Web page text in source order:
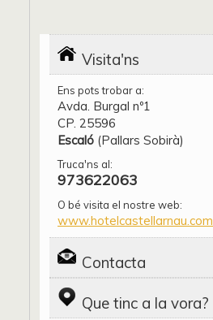
Visita'ns
Ens pots trobar a:
Avda. Burgal nº1
CP. 25596
Escaló (Pallars Sobirà)
Truca'ns al:
973622063
O bé visita el nostre web:
www.hotelcastellarnau.com
Contacta
Que tinc a la vora?